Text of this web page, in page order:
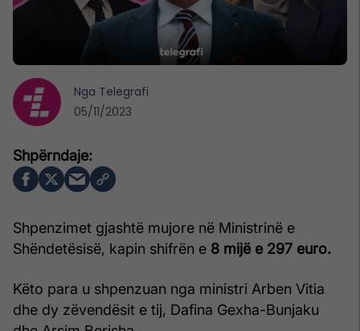
Shpenzimet gjashtë mujore në Ministrinë e
Shëndetësisë, kapin shifrën e 8 mijë e 297 euro.
Këto para u shpenzuan nga ministri Arben Vitia
dhe dy zëvendësit e tij, Dafina Gexha-Bunjaku
Nga Telegrafi
05/11/2023